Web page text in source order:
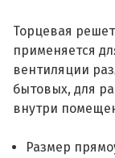
Торцевая
применяется
вентиляции
бытовых, для
внутри
Размер